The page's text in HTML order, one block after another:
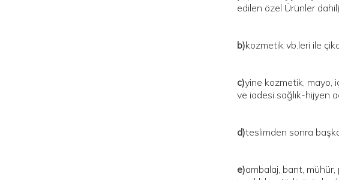
edilen özel Ürünler dahil)
b)kozmetik vb.leri ile
c)yine kozmetik, mayo,
ve iadesi sağlık-hijyen
d)teslimden sonra
e)ambalaj, bant, mühür,